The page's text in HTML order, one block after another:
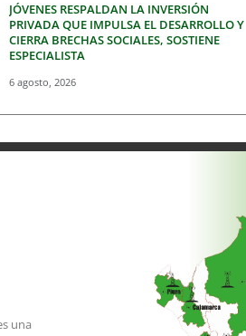
JÓVENES RESPALDAN LA INVERSIÓN
PRIVADA QUE IMPULSA EL DESARROLLO Y
CIERRA BRECHAS SOCIALES, SOSTIENE
ESPECIALISTA
6 agosto, 2026
una